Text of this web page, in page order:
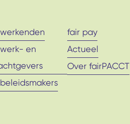
en
fair pay
Actueel
Over fairPACCT